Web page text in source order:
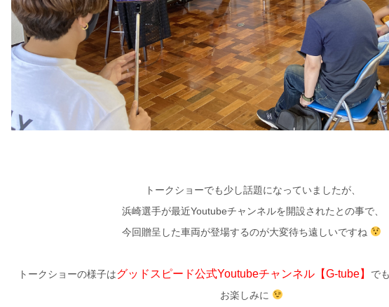
トークショーでも少し話題になっていましたが、
浜崎選手が最近Youtubeチャンネルを開設されたとの事で、
今回贈呈した車両が登場するのが大変待ち遠しいですね
トークショーの様子はグッドスピード公式Youtubeチャンネル【G-tube】
で
お楽しみに